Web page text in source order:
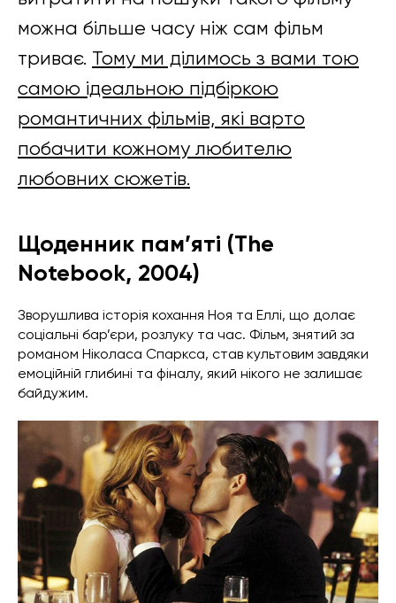
можна більше часу ніж сам фільм
триває. Тому ми ділимось з вами тою
самою ідеальною підбіркою
романтичних фільмів, які варто
побачити кожному любителю
любовних сюжетів.
Щоденник пам’яті (The
Notebook, 2004)
Зворушлива історія кохання Ноя та Еллі, що долає
соціальні бар’єри, розлуку та час. Фільм, знятий за
романом Ніколаса Спаркса, став культовим завдяки
емоційній глибині та фіналу, який нікого не залишає
байдужим.